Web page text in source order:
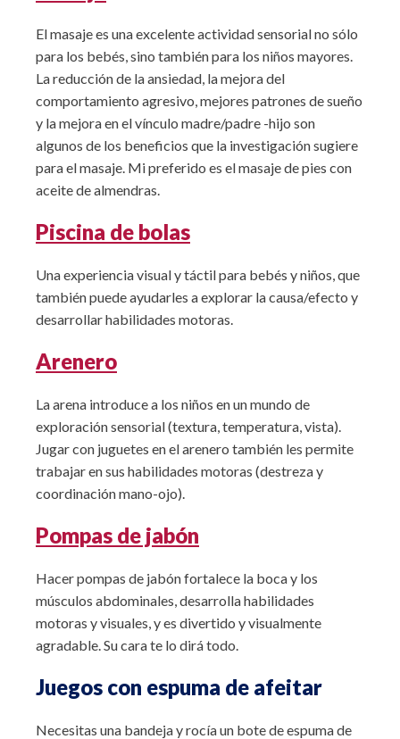
El masaje es una excelente actividad sensorial no sólo
para los bebés, sino también para los niños mayores.
La reducción de la ansiedad, la mejora del
comportamiento agresivo, mejores patrones de sueño
y la mejora en el vínculo madre/padre -hijo son
algunos de los beneficios que la investigación sugiere
para el masaje. Mi preferido es el masaje de pies con
aceite de almendras.
Piscina de bolas
Una experiencia visual y táctil para bebés y niños, que
también puede ayudarles a explorar la causa/efecto y
desarrollar habilidades motoras.
Arenero
La arena introduce a los niños en un mundo de
exploración sensorial (textura, temperatura, vista).
Jugar con juguetes en el arenero también les permite
trabajar en sus habilidades motoras (destreza y
coordinación mano-ojo).
Pompas de jabón
Hacer pompas de jabón fortalece la boca y los
músculos abdominales, desarrolla habilidades
motoras y visuales, y es divertido y visualmente
agradable. Su cara te lo dirá todo.
Juegos con espuma de afeitar
Necesitas una bandeja y rocía un bote de espuma de